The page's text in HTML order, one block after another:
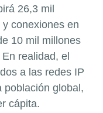
26,3 mil
conexiones en
10 mil millones
realidad, el
a las redes IP
población global,
cápita.